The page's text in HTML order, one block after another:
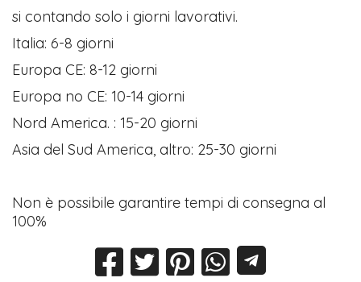
si contando solo i giorni lavorativi.
Italia: 6-8 giorni
Europa CE: 8-12 giorni
Europa no CE: 10-14 giorni
Nord America. : 15-20 giorni
Asia del Sud America, altro: 25-30 giorni
Non è possibile garantire tempi di consegna al
100%